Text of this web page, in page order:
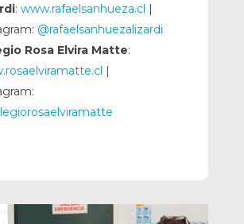
: www.rafaelsanhueza.cl |
@rafaelsanhuezalizardi
Rosa Elvira Matte:
|